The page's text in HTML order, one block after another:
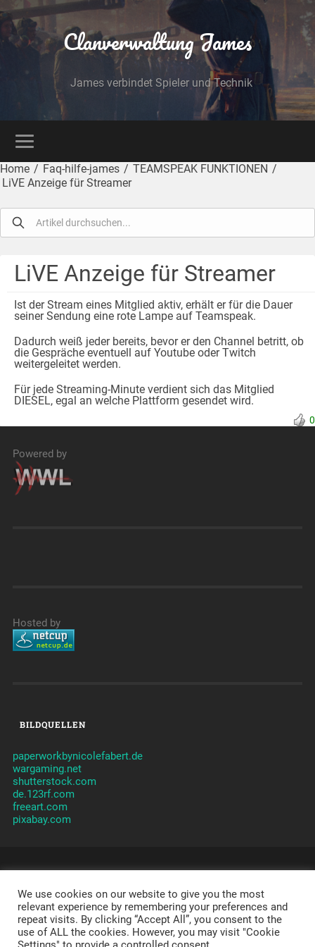
Clanverwaltung James
James verbindet Spieler und Technik
Home / Faq-hilfe-james / TEAMSPEAK FUNKTIONEN /
LiVE Anzeige für Streamer
LiVE Anzeige für Streamer
Ist der Stream eines Mitglied aktiv, erhält er für die Dauer
seiner Sendung eine rote Lampe auf Teamspeak.
Dadurch weiß jeder bereits, bevor er den Channel betritt, ob
die Gespräche eventuell auf Youtube oder Twitch
weitergeleitet werden.
Für jede Streaming-Minute verdient sich das Mitglied
DIESEL, egal an welche Plattform gesendet wird.
0
Powered by
Hosted by
BILDQUELLEN
paperworkbynicolefabert.de
wargaming.net
shutterstock.com
de.123rf.com
freeart.com
pixabay.com
ORGANISATION -
JAMES -IMPRESSUM -DATENSCHUTZERKLÄRUNG
DISCLAIMER
POWERED BY APACHE, PHP, MYSQL,
WORDPRESS ,
SYDNEYAND A LOT OF LOVE.
THEME ERSTELLT VONANDERS NORÉN
We use cookies on our website to give you the most
relevant experience by remembering your preferences and
repeat visits. By clicking “Accept All”, you consent to the
use of ALL the cookies. However, you may visit "Cookie